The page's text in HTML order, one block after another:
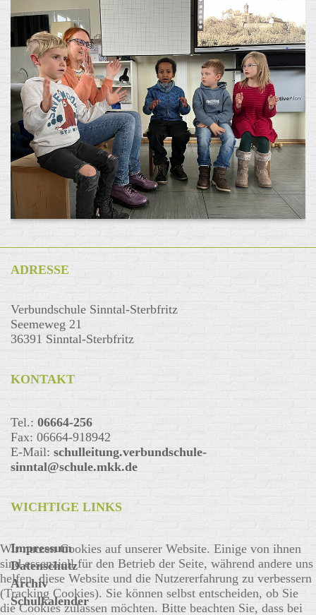
ADRESSE
Verbundschule Sinntal-Sterbfritz
Seemeweg 21
36391 Sinntal-Sterbfritz
KONTAKT
Tel.: 06664-256
Fax: 06664-918942
E-Mail: schulleitung.verbundschule-
sinntal@schule.mkk.de
WICHTIGE LINKS
Impressum
Datenschutz
Archiv
Schulkalender
Wir nutzen Cookies auf unserer Website. Einige von ihnen
sind essenziell für den Betrieb der Seite, während andere uns
helfen, diese Website und die Nutzererfahrung zu verbessern
(Tracking Cookies). Sie können selbst entscheiden, ob Sie
die Cookies zulassen möchten. Bitte beachten Sie, dass bei